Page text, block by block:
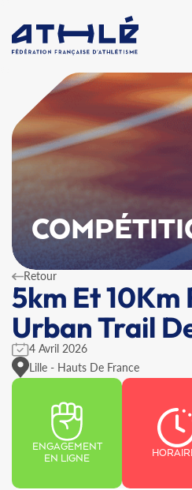
Retour
5km Et 10Km
Urban Trail
4 Avril 2026
Lille - Hauts De France
ENGAGEMENT
EN LIGNE